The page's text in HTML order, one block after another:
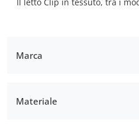
Marca
Materiale